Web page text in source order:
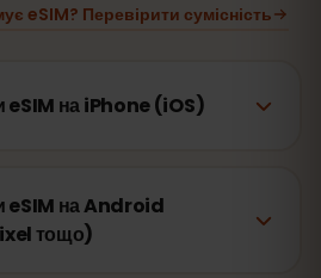
eSIM? Перевірити сумісність
eSIM на iPhone (iOS)
eSIM на Android
тощо)